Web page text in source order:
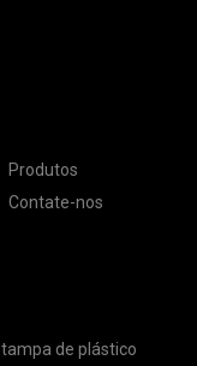
Produtos
Contate-nos
de plástico